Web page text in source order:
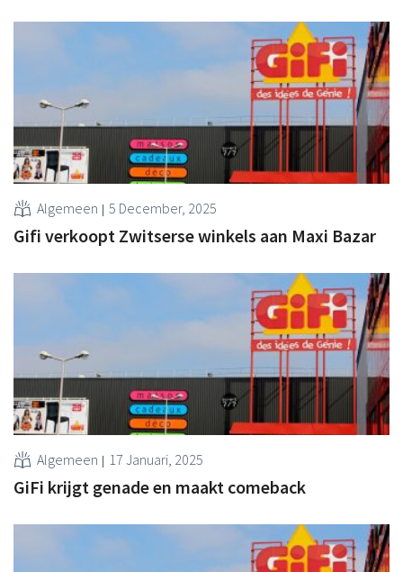
Algemeen 5 December, 2025
Gifi verkoopt Zwitserse winkels aan Maxi Bazar
Algemeen 17 Januari, 2025
GiFi krijgt genade en maakt comeback